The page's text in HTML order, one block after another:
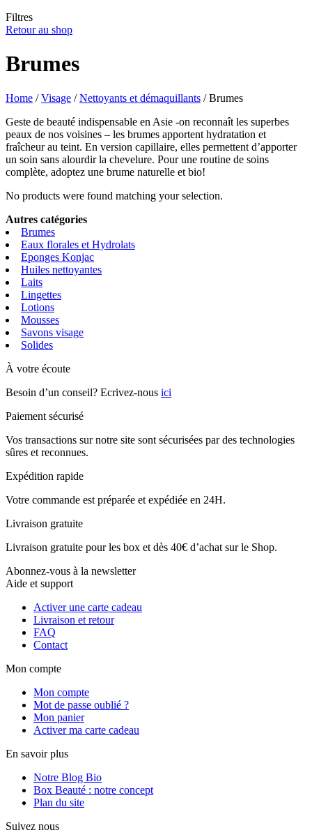
Filtres
Retour au shop
Brumes
Home /Visage /Nettoyants et démaquillants / Brumes
Geste de beauté indispensable en Asie -on reconnaît les superbes
peaux de nos voisines – les brumes apportent hydratation et
fraîcheur au teint. En version capillaire, elles permettent d’apporter
un soin sans alourdir la chevelure. Pour une routine de soins
complète, adoptez une brume naturelle et bio!
No products were found matching your selection.
Autres catégories
Brumes
Eaux florales et Hydrolats
Eponges Konjac
Huiles nettoyantes
Laits
Lingettes
Lotions
Mousses
Savons visage
Solides
À votre écoute
Besoin d’un conseil? Ecrivez-nous ici
Paiement sécurisé
Vos transactions sur notre site sont sécurisées par des technologies
sûres et reconnues.
Expédition rapide
Votre commande est préparée et expédiée en 24H.
Livraison gratuite
Livraison gratuite pour les box et dès 40€ d’achat sur le Shop.
Abonnez-vous à la newsletter
Aide et support
Activer une carte cadeau
Livraison et retour
FAQ
Contact
Mon compte
Mon compte
Mot de passe oublié ?
Mon panier
Activer ma carte cadeau
En savoir plus
Notre Blog Bio
Box Beauté : notre concept
Plan du site
Suivez nous